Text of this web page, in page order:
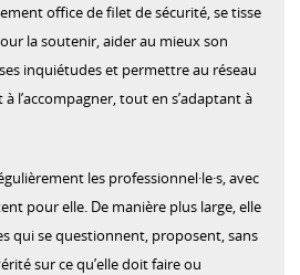
office de filet de sécurité, se tisse
la soutenir, aider au mieux son
inquiétudes et permettre au réseau
l’accompagner, tout en s’adaptant à
les professionnel·le·s, avec
pour elle. De manière plus large, elle
qui se questionnent, proposent, sans
sur ce qu’elle doit faire ou